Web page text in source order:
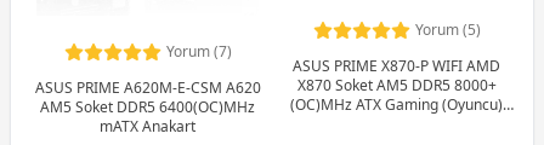
Yorum (7)
ASUS PRIME A620M-E-CSM A620
AM5 Soket DDR5 6400(OC)MHz
mATX Anakart
Yorum (5)
ASUS PRIME X870-P WIFI AMD
X870 Soket AM5 DDR5 8000+
(OC)MHz ATX Gaming (Oyuncu)